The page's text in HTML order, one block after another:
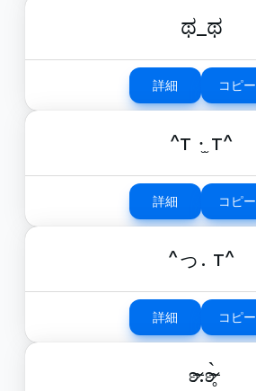
ಥ_ಥ
詳細 コピー
^т ·̫ т^
詳細 コピー
^っ. т^
詳細 コピー
ʚ̴̶̷.ʚ̴̶̷̥̀